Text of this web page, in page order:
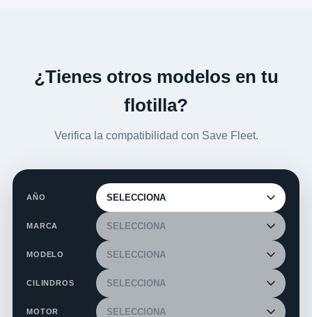
¿Tienes otros modelos en tu
flotilla?
Verifica la compatibilidad con Save Fleet.
AÑO
MARCA
MODELO
CILINDROS
MOTOR